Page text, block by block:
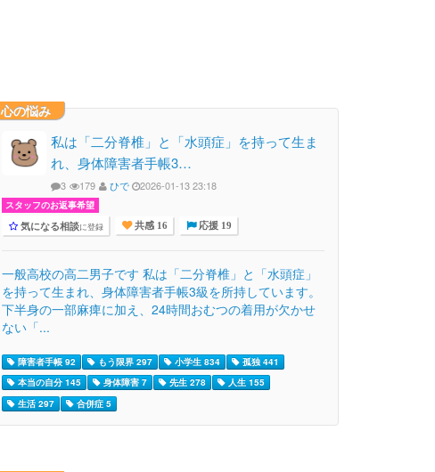
心の悩み
私は「二分脊椎」と「水頭症」を持って生ま
れ、身体障害者手帳3…
3 179 ひで 2026-01-13 23:18
スタッフのお返事希望
気になる相談に登録 共感 16 応援 19
一般高校の高二男子です 私は「二分脊椎」と「水頭症」
を持って生まれ、身体障害者手帳3級を所持しています。
下半身の一部麻痺に加え、24時間おむつの着用が欠かせ
ない「...
障害者手帳 92 もう限界 297 小学生 834
孤独 441
本当の自分 145
身体障害 7 先生 278
人生 155
生活 297
合併症 5